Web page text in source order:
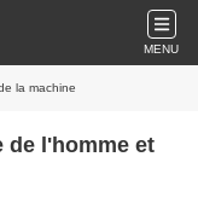
MENU
la machine
de l'homme et